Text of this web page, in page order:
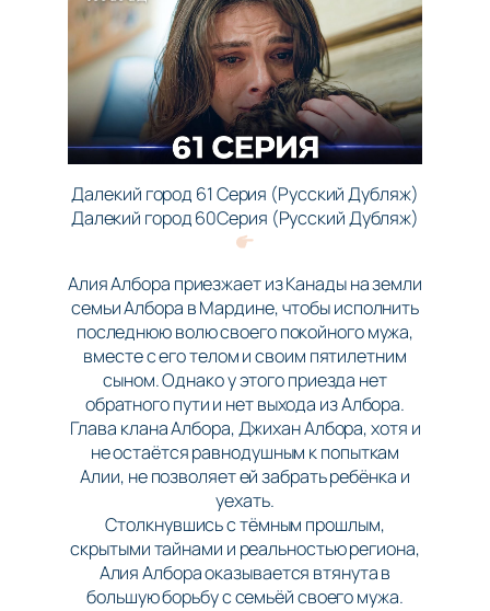
Далекий город 61 Серия (Русский Дубляж)
Далекий город 60Серия (Русский Дубляж)
Алия Албора приезжает из Канады на земли
семьи Албора в Мардине, чтобы исполнить
последнюю волю своего покойного мужа,
вместе с его телом и своим пятилетним
сыном. Однако у этого приезда нет
обратного пути и нет выхода из Албора.
Глава клана Албора, Джихан Албора, хотя и
не остаётся равнодушным к попыткам
Алии, не позволяет ей забрать ребёнка и
уехать.
Столкнувшись с тёмным прошлым,
скрытыми тайнами и реальностью региона,
Алия Албора оказывается втянута в
большую борьбу с семьёй своего мужа.